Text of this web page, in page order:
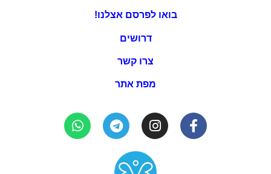
בואו לפרסם אצלנו!
דרושים
צרו קשר
מפת אתר